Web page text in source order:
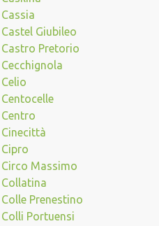
Giubileo
Pretorio
Massimo
Prenestino
Portuensi